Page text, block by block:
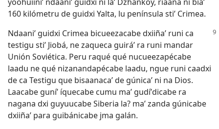
160 kilómetru de guidxi Yalta, lu península stiʼ Crimea.
Ndaaniʼ guidxi Crimea bicueezacabe dxiiñaʼ runi ca
testigu stiʼ Jiobá, ne zaqueca guiráʼ ra runi mandar
Unión Soviética. Peru raqué qué nucueezapécabe
laadu ne qué nizanandapécabe laadu, ngue runi caadxi
de ca Testigu que bisaanacaʼ de gúnicaʼ ni na Dios.
Laacabe guníʼ íquecabe cumu maʼ gudíʼdicabe ra
nagana dxi guyuucabe Siberia la? maʼ zanda gúnicabe
dxiiñaʼ para guibánicabe jma galán.